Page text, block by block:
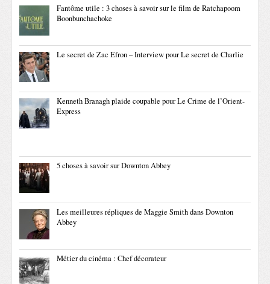
Fantôme utile : 3 choses à savoir sur le film de Ratchapoom
Boonbunchachoke
Le secret de Zac Efron – Interview pour Le secret de Charlie
Kenneth Branagh plaide coupable pour Le Crime de l’Orient-
Express
5 choses à savoir sur Downton Abbey
Les meilleures répliques de Maggie Smith dans Downton
Abbey
Métier du cinéma : Chef décorateur